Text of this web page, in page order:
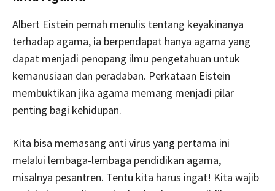
Albert Eistein pernah menulis tentang keyakinanya
terhadap agama, ia berpendapat hanya agama yang
dapat menjadi penopang ilmu pengetahuan untuk
kemanusiaan dan peradaban. Perkataan Eistein
membuktikan jika agama memang menjadi pilar
penting bagi kehidupan.
Kita bisa memasang anti virus yang pertama ini
melalui lembaga-lembaga pendidikan agama,
misalnya pesantren. Tentu kita harus ingat! Kita wajib